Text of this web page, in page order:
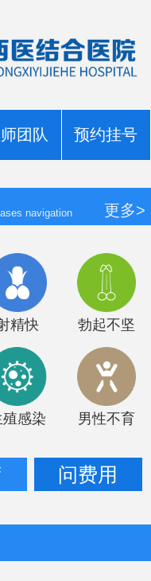
团队 预约挂号
navigation 更多>
精快 勃起不坚
殖感染 男性不育
问费用